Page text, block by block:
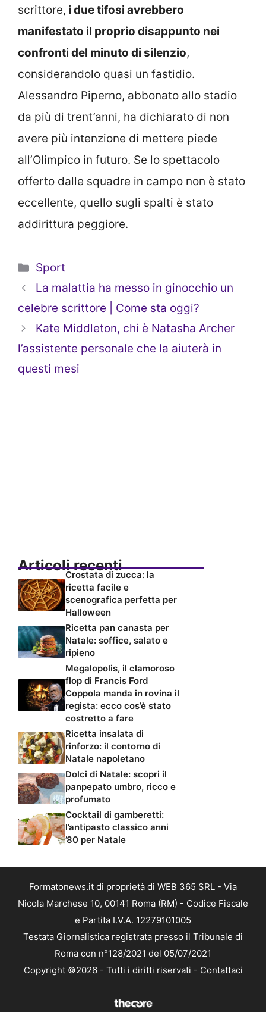
scrittore, i due tifosi avrebbero
manifestato il proprio disappunto nei
confronti del minuto di silenzio,
considerandolo quasi un fastidio.
Alessandro Piperno, abbonato allo stadio
da più di trent’anni, ha dichiarato di non
avere più intenzione di mettere piede
all’Olimpico in futuro. Se lo spettacolo
offerto dalle squadre in campo non è stato
eccellente, quello sugli spalti è stato
addirittura peggiore.
Categorie
Sport
La malattia ha messo in ginocchio un
celebre scrittore | Come sta oggi?
Kate Middleton, chi è Natasha Archer
l’assistente personale che la aiuterà in
questi mesi
Articoli recenti
Crostata di zucca: la
ricetta facile e
scenografica perfetta per
Halloween
Ricetta pan canasta per
Natale: soffice, salato e
ripieno
Megalopolis, il clamoroso
flop di Francis Ford
Coppola manda in rovina il
regista: ecco cos’è stato
costretto a fare
Ricetta insalata di
rinforzo: il contorno di
Natale napoletano
Dolci di Natale: scopri il
panpepato umbro, ricco e
profumato
Cocktail di gamberetti:
l’antipasto classico anni
’80 per Natale
Formatonews.it di proprietà di WEB 365 SRL - Via
Nicola Marchese 10, 00141 Roma (RM) - Codice Fiscale
e Partita I.V.A. 12279101005
Testata Giornalistica registrata presso il Tribunale di
Roma con n°128/2021 del 05/07/2021
Copyright ©2026 - Tutti i diritti riservati - Contattaci